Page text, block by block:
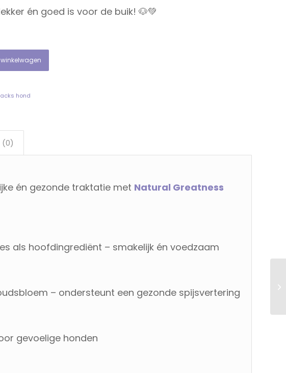
én goed is voor de buik! 🐶💚
hond
(0)
én gezonde traktatie met Natural Greatness
als hoofdingrediënt – smakelijk én voedzaam
– ondersteunt een gezonde spijsvertering
gevoelige honden